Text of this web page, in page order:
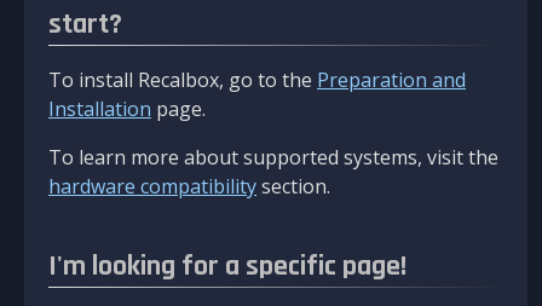
start?
To install Recalbox, go to the Preparation and
Installation page.
To learn more about supported systems, visit the
hardware compatibilitysection.
I'm looking for a specific page!